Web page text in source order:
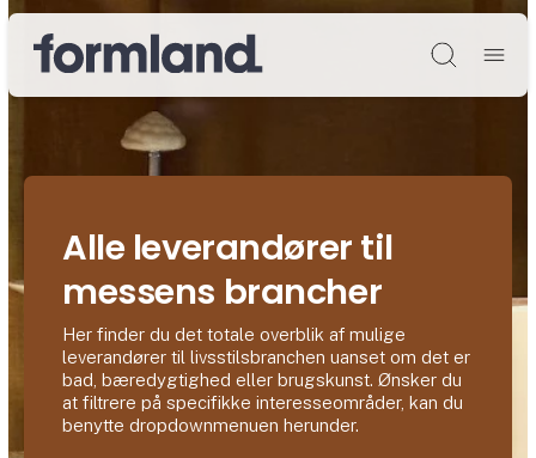
Søg
Alle leverandører til
messens brancher
Her finder du det totale overblik af mulige
leverandører til livsstilsbranchen uanset om det er
bad, bæredygtighed eller brugskunst. Ønsker du
at filtrere på specifikke interesseområder, kan du
benytte dropdownmenuen herunder.